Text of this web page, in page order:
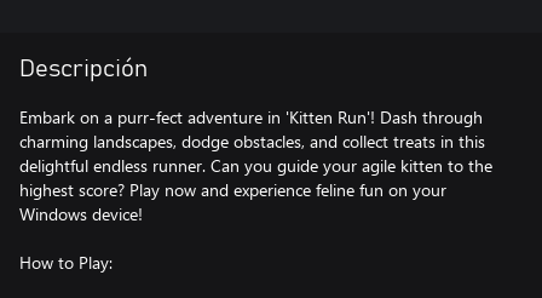
Descripción
Embark on a purr-fect adventure in 'Kitten Run'! Dash through
charming landscapes, dodge obstacles, and collect treats in this
delightful endless runner. Can you guide your agile kitten to the
highest score? Play now and experience feline fun on your
Windows device!
How to Play: